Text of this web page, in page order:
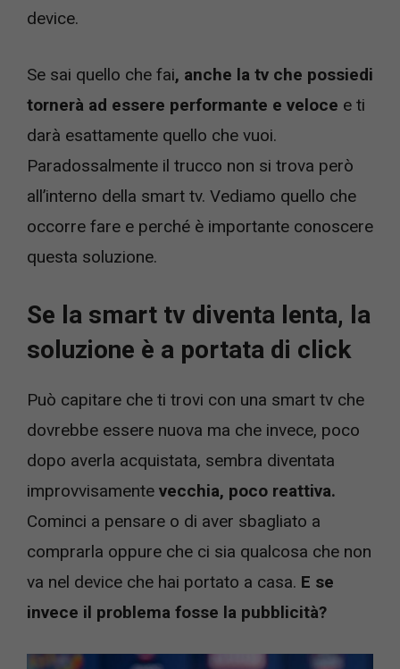
device.
Se sai quello che fai, anche la tv che possiedi
tornerà ad essere performante e veloce e ti
darà esattamente quello che vuoi.
Paradossalmente il trucco non si trova però
all’interno della smart tv. Vediamo quello che
occorre fare e perché è importante conoscere
questa soluzione.
Se la smart tv diventa lenta, la
soluzione è a portata di click
Può capitare che ti trovi con una smart tv che
dovrebbe essere nuova ma che invece, poco
dopo averla acquistata, sembra diventata
improvvisamente vecchia, poco reattiva.
Cominci a pensare o di aver sbagliato a
comprarla oppure che ci sia qualcosa che non
va nel device che hai portato a casa. E se
invece il problema fosse la pubblicità?